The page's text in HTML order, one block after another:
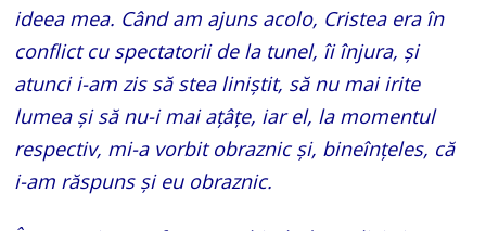
ideea mea. Când am ajuns acolo, Cristea era în
conflict cu spectatorii de la tunel, îi înjura, și
atunci i-am zis să stea liniștit, să nu mai irite
lumea și să nu-i mai ațâțe, iar el, la momentul
respectiv, mi-a vorbit obraznic și, bineînțeles, că
i-am răspuns și eu obraznic.